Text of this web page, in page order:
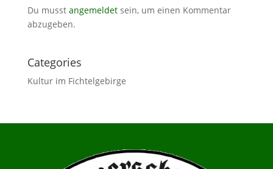
Du musst angemeldetsein, um einen Kommentar
abzugeben.
Categories
Kultur im Fichtelgebirge